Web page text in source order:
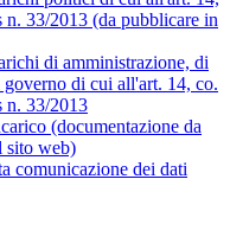
n. 33/2013 (da pubblicare in
di amministrazione, di
di cui all'art. 14, co.
n. 33/2013
(documentazione da
sito web)
comunicazione dei dati